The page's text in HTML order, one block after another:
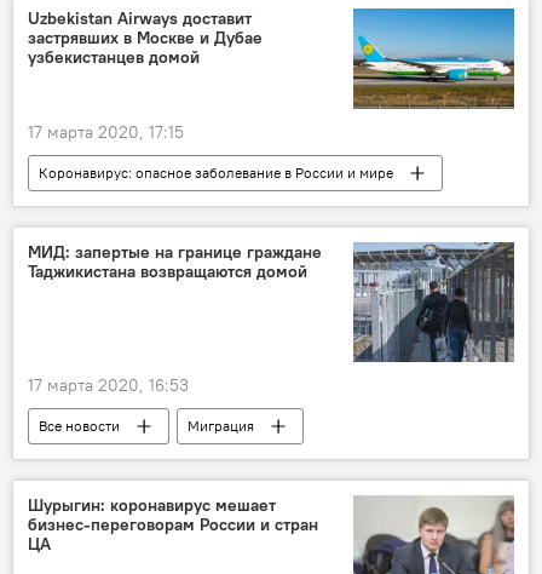
экзамены
Uzbekistan Airways доставит
застрявших в Москве и Дубае
узбекистанцев домой
17 марта 2020, 17:15
Коронавирус: опасное заболевание в России и мире
Все новости
Москва
Дубай
Узбекистан
МИД: запертые на границе граждане
Таджикистана возвращаются домой
17 марта 2020, 16:53
Все новости
Миграция
Здравоохранение
Узбекистан
коронавирус
Казахстан
граница
Центральная Азия
Россия
Шурыгин: коронавирус мешает
бизнес-переговорам России и стран
ЦА